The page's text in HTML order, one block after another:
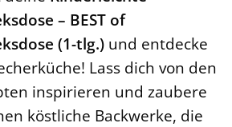
– BEST of
(1-tlg.) und entdecke
Lass dich von den
inspirieren und zaubere
köstliche Backwerke, die